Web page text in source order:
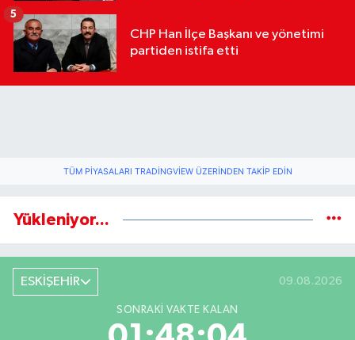
CHP Han İlçe Başkanı ve yönetimi
partiden istifa etti
5
TÜM PIYASALARI TRADINGVIEW ÜZERINDEN TAKIP EDIN
Yükleniyor...
ESKİŞEHİR 09.08.2026
SONRAKI VAKTE KALAN